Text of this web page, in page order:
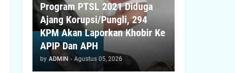
Program PTSL 2021 Diduga
Ajang Korupsi/Pungli, 294
KPM Akan Laporkan Khobir Ke
APIP Dan APH
by ADMIN - Agustus 05, 2026